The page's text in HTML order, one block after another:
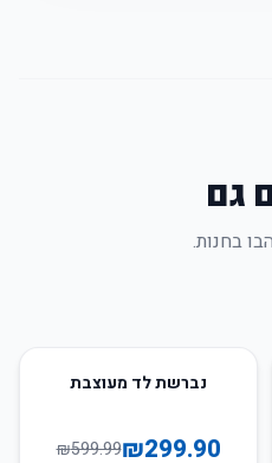
גם
בחנות.
נברשת לד מעוצבת
₪299.90
₪599.99